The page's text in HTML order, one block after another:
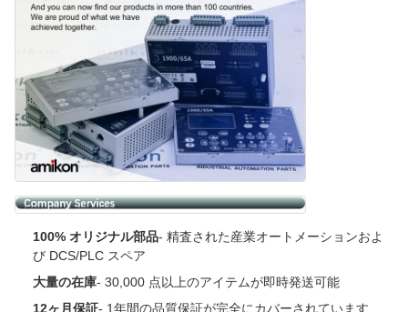
100% オリジナル部品- 精査された産業オートメーションおよ
び DCS/PLC スペア
大量の在庫- 30,000 点以上のアイテムが即時発送可能
12ヶ月保証- 1年間の品質保証が完全にカバーされています